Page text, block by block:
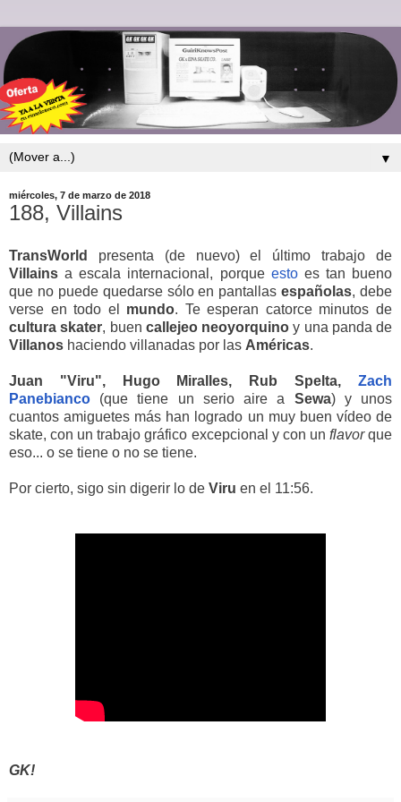
▼
miércoles, 7 de marzo de 2018
188, Villains
TransWorld
presenta (de nuevo) el último trabajo de
Villains a escala internacional, porque estoes tan bueno
que no puede quedarse sólo en pantallasespañolas, debe
verse en todo el mundo. Te esperan catorce minutos de
cultura skater, buen callejeo neoyorquino y una panda de
Villanos haciendo villanadas por las Américas.
Juan "Viru", Hugo Miralles, Rub Spelta, Zach
Panebianco
(que tiene un serio aire a Sewa) y unos
cuantos amiguetes más han logrado un muy buen vídeo de
skate, con un trabajo gráfico excepcional y con un flavorque
eso... o se tiene o no se tiene.
Por cierto, sigo sin digerir lo de Viru en el 11:56.
GK!